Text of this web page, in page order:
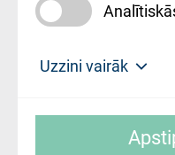
Uzzini vairāk
slimnīca, turpmāk